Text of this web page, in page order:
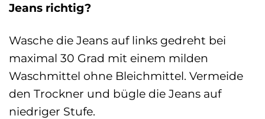
Jeans richtig?
Wasche die Jeans auf links gedreht bei
maximal 30 Grad mit einem milden
Waschmittel ohne Bleichmittel. Vermeide
den Trockner und bügle die Jeans auf
niedriger Stufe.